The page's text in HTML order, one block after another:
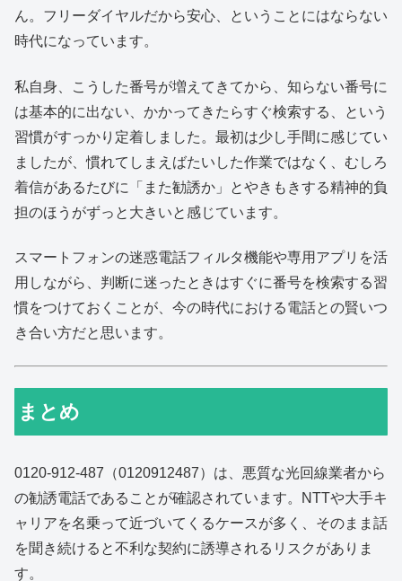
ん。フリーダイヤルだから安心、ということにはならない
時代になっています。
私自身、こうした番号が増えてきてから、知らない番号に
は基本的に出ない、かかってきたらすぐ検索する、という
習慣がすっかり定着しました。最初は少し手間に感じてい
ましたが、慣れてしまえばたいした作業ではなく、むしろ
着信があるたびに「また勧誘か」とやきもきする精神的負
担のほうがずっと大きいと感じています。
スマートフォンの迷惑電話フィルタ機能や専用アプリを活
用しながら、判断に迷ったときはすぐに番号を検索する習
慣をつけておくことが、今の時代における電話との賢いつ
き合い方だと思います。
まとめ
0120-912-487（0120912487）は、悪質な光回線業者から
の勧誘電話であることが確認されています。NTTや大手キ
ャリアを名乗って近づいてくるケースが多く、そのまま話
を聞き続けると不利な契約に誘導されるリスクがありま
す。